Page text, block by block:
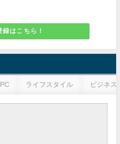
録はこちら！
ライフスタイル ビジネス